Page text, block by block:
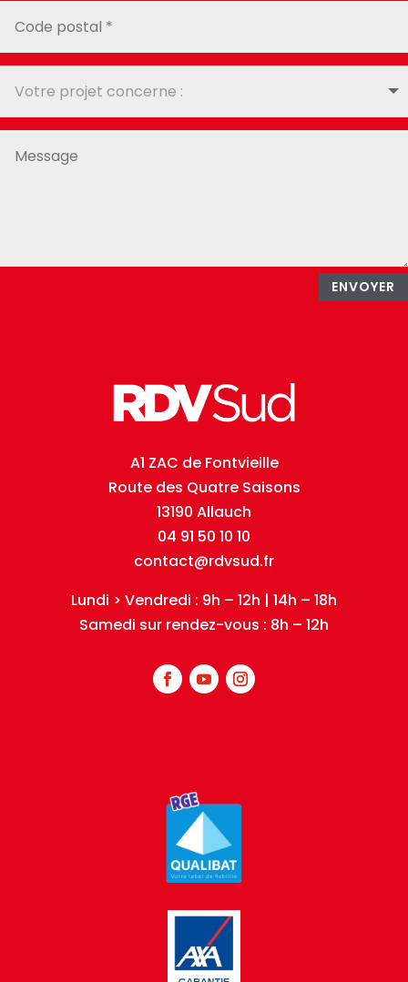
ENVOYER
A1 ZAC de Fontvieille
Route des Quatre Saisons
13190 Allauch
04 91 50 10 10
contact@rdvsud.fr
Lundi > Vendredi : 9h – 12h | 14h – 18h
Samedi sur rendez-vous : 8h – 12h